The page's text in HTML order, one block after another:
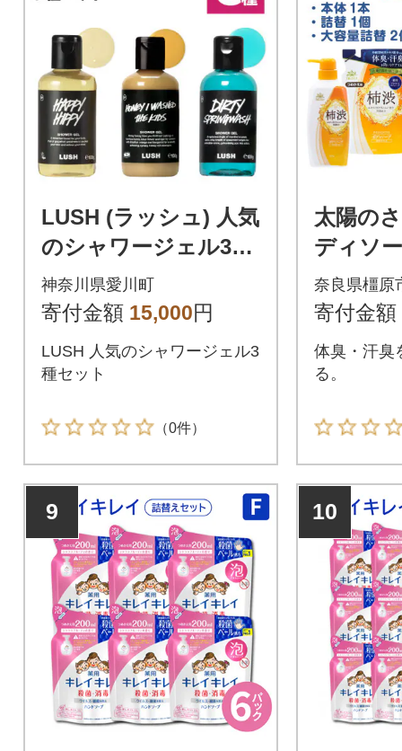
LUSH (ラッシュ) 人気
のシャワージェル3種
セット
神奈川県愛川町
寄付金額 15,000円
LUSH 人気のシャワージェル3
種セット
（0件）
太陽の
ディソ
奈良県橿原
寄付金額
体臭・汗臭
る。
9 10